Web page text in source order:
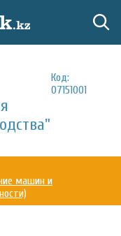
Код:
07151001
машин и